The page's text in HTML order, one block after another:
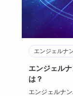
エンジェルナ
エンジェル
は？
エンジェルナ